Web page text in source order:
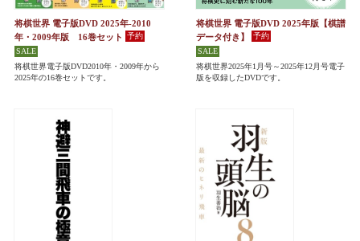
将棋世界 電子版DVD 2025年-2010
年・2009年版 16巻セット
将棋世界電子版DVD2010年・2009年から
2025年の16巻セットです。
将棋世界 電子版DVD 2025年版【棋譜
データ付き】
将棋世界2025年1月号～2025年12月号電子
版を収録したDVDです。